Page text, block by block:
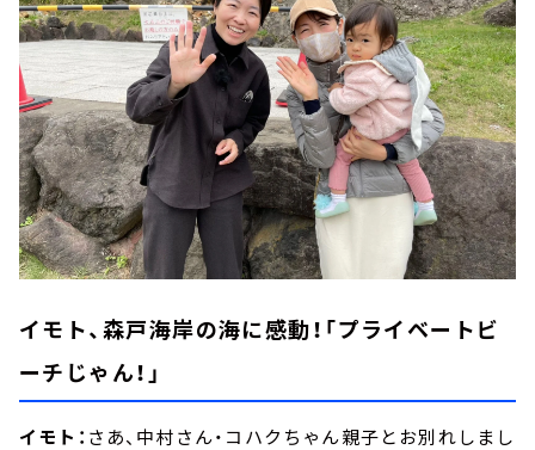
イモト、森戸海岸の海に感動！「プライベートビ
ーチじゃん！」
イモト： さあ、中村さん・コハクちゃん親子とお別れしまし